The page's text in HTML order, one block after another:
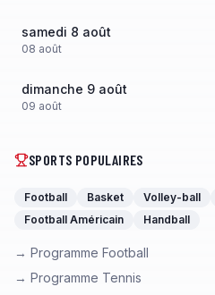
samedi 8 août
08 août
dimanche 9 août
09 août
SPORTS POPULAIRES
Football Basket Volley-ball
Football Américain
Handball
→ Programme Football
→ Programme Tennis